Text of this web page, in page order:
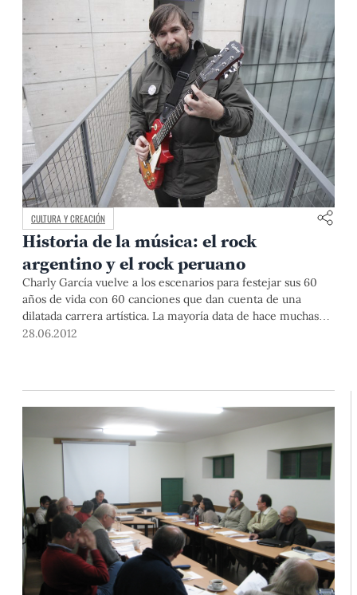
CULTURA Y CREACIÓN
Historia de la música: el rock
argentino y el rock peruano
Charly García vuelve a los escenarios para festejar sus 60
años de vida con 60 canciones que dan cuenta de una
dilatada carrera artística. La mayoría data de hace muchas
décadas atrás, de sus épocas de Sui Generis, La máquina de
28.06.2012